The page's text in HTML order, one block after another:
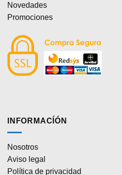
Novedades
Promociones
INFORMACÍÓN
Nosotros
Aviso legal
Política de privacidad